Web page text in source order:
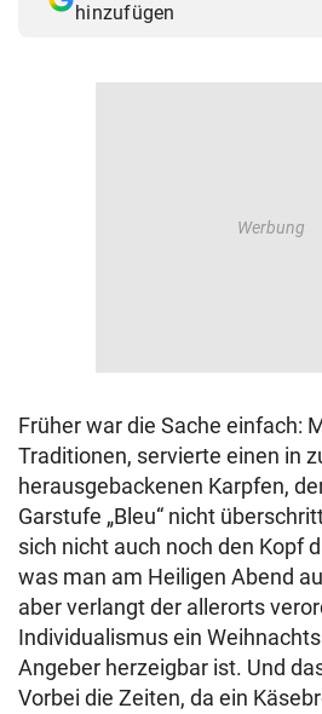
hinzufügen
Früher war die Sache einfach:
Traditionen, servierte einen in
herausgebackenen Karpfen,
Garstufe „Bleu“ nicht
sich nicht auch noch den Kopf
was man am Heiligen Abend
aber verlangt der allerorts
Individualismus ein
Angeber herzeigbar ist. Und
Vorbei die Zeiten, da ein